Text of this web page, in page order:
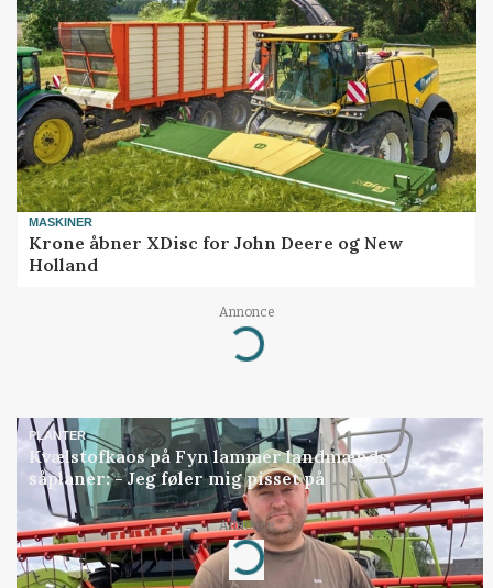
MASKINER
Krone åbner XDisc for John Deere og New
Holland
Annonce
Loading...
PLANTER
Kvælstofkaos på Fyn lammer landmænds
såplaner: - Jeg føler mig pisset på
Annonce
Loading...